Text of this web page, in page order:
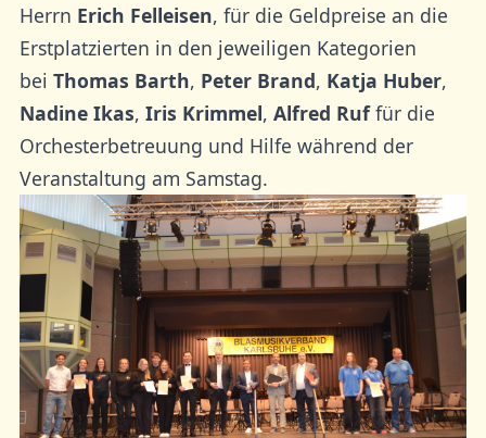
Herrn Erich Felleisen, für die Geldpreise an die
Erstplatzierten in den jeweiligen Kategorien
bei Thomas Barth, Peter Brand, Katja Huber,
Nadine Ikas, Iris Krimmel, Alfred Ruffür die
Orchesterbetreuung und Hilfe während der
Veranstaltung am Samstag.